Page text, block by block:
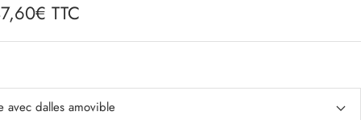
TTC
avec dalles amovible